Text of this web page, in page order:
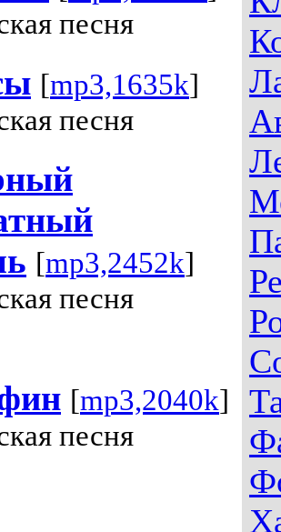
песня
[mp3,1635k]
песня
[mp3,2452k]
песня
[mp3,2040k]
песня